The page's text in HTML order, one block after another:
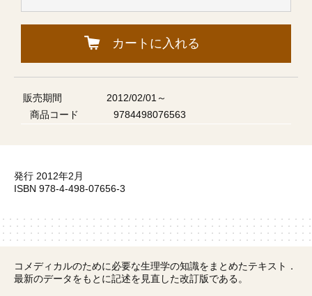
カートに入れる
販売期間
2012/02/01～
商品コード
9784498076563
発行 2012年2月
ISBN 978-4-498-07656-3
コメディカルのために必要な生理学の知識をまとめたテキスト．
最新のデータをもとに記述を見直した改訂版である。